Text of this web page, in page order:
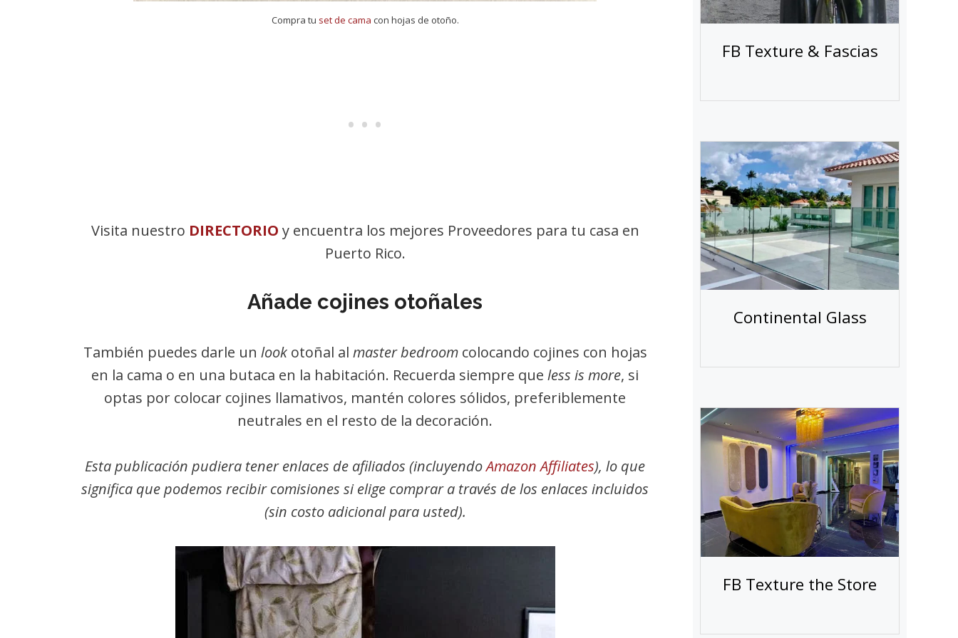
Compra tu set de cama con hojas de otoño.
Visita nuestro DIRECTORIO y encuentra los mejores Proveedores para tu casa en
Puerto Rico.
Añade cojines otoñales
También puedes darle un lookotoñal al master bedroomcolocando cojines con hojas
en la cama o en una butaca en la habitación. Recuerda siempre que less is more, si
optas por colocar cojines llamativos, mantén colores sólidos, preferiblemente
neutrales en el resto de la decoración.
Esta publicación pudiera tener enlaces de afiliados (incluyendoAmazon Affiliates), lo que
significa que podemos recibir comisiones si elige comprar a través de los enlaces incluidos
(sin costo adicional para usted).
FB Texture & Fascias
Continental Glass
FB Texture the Store